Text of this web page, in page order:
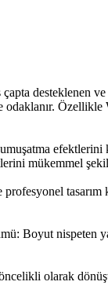
desteklenen
Özellikle
mükemmel
Boyut nispeten
olarak